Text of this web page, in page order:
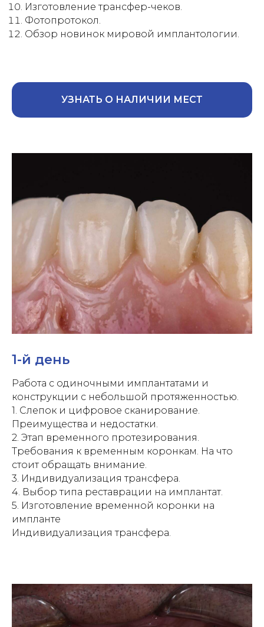
Изготовление трансфер-чеков.
Фотопротокол.
Обзор новинок мировой имплантологии.
УЗНАТЬ О НАЛИЧИИ МЕСТ
1-й день
Работа с одиночными имплантатами и
конструкции с небольшой протяженностью.
1. Слепок и цифровое сканирование.
Преимущества и недостатки.
2. Этап временного протезирования.
Требования к временным коронкам. На что
стоит обращать внимание.
3. Индивидуализация трансфера.
4. Выбор типа реставрации на имплантат.
5. Изготовление временной коронки на
импланте
Индивидуализация трансфера.